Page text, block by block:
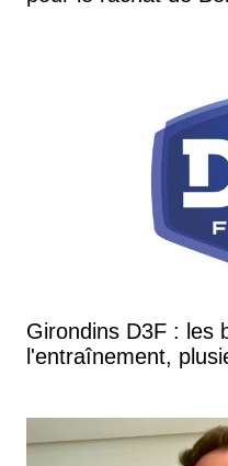
Girondins D3F : les
l'entraînement,